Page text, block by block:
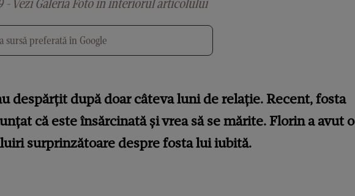
sursă preferată în Google
despărțit după doar câteva luni de relație. Recent, fosta
că este însărcinată și vrea să se mărite. Florin a avut o
surprinzătoare despre fosta lui iubită.